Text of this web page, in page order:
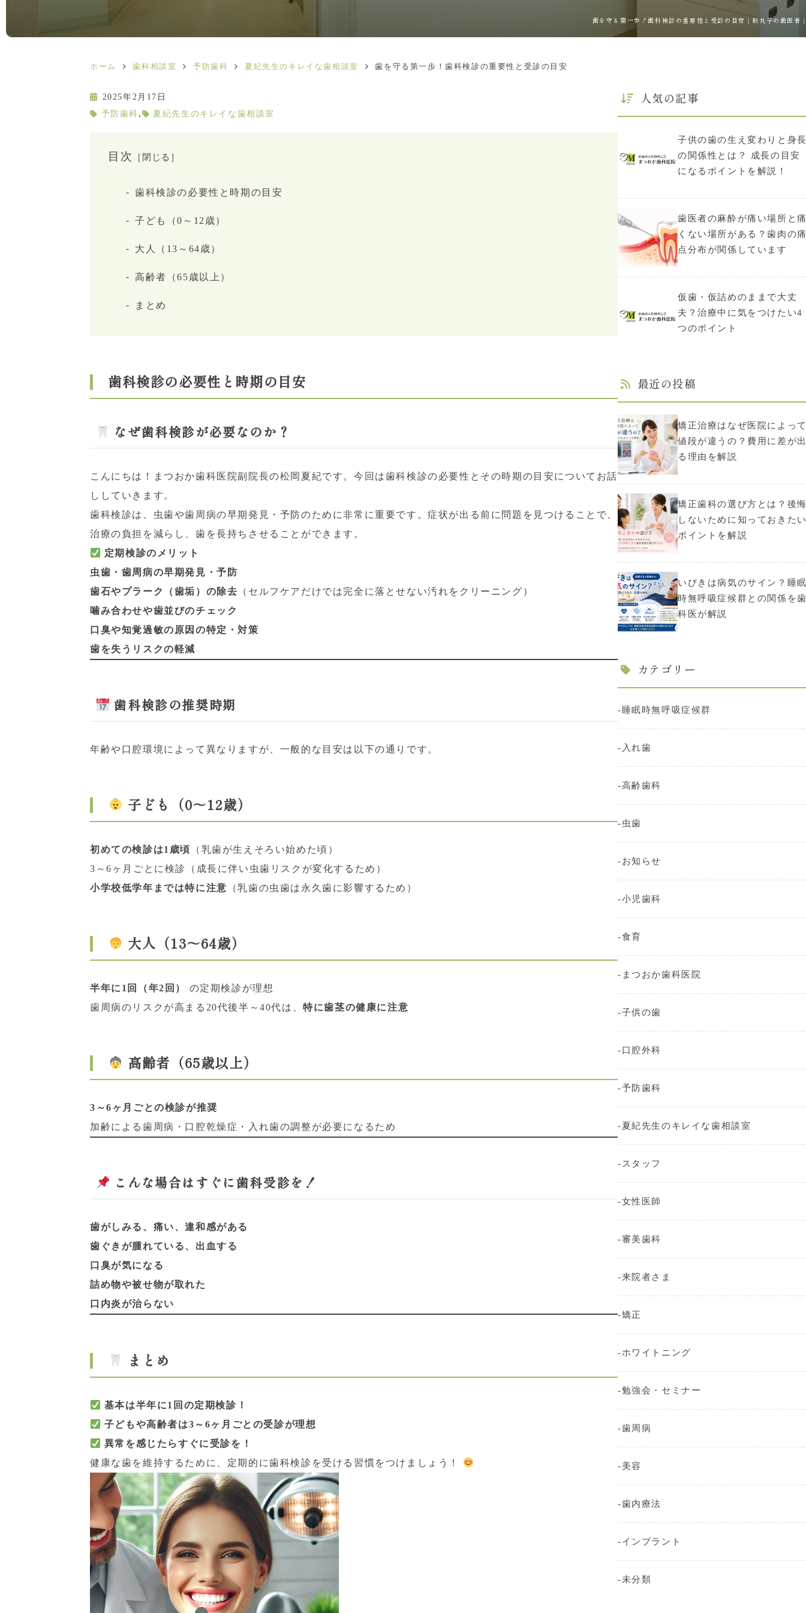
歯を守る第一歩！歯科検診の重要性と受診の目安｜新丸子の歯医者
ホーム 歯科相談室 予防歯科 夏紀先生のキレイな歯相談室 歯を守る第一歩！歯科検診の重要性と受診の目安
2025年2月17日
予防歯科 , 夏紀先生のキレイな歯相談室
目次 ［閉じる］
歯科検診の必要性と時期の目安
子ども（0～12歳）
大人（13～64歳）
高齢者（65歳以上）
まとめ
歯科検診の必要性と時期の目安
なぜ歯科検診が必要なのか？
こんにちは！まつおか歯科医院副院長の松岡夏紀です。今回は歯科検診の必要性とその時期の目安についてお話
ししていきます。
歯科検診は、虫歯や歯周病の早期発見・予防のために非常に重要です。症状が出る前に問題を見つけることで、
治療の負担を減らし、歯を長持ちさせることができます。
定期検診のメリット
虫歯・歯周病の早期発見・予防
歯石やプラーク（歯垢）の除去 （セルフケアだけでは完全に落とせない汚れをクリーニング）
噛み合わせや歯並びのチェック
口臭や知覚過敏の原因の特定・対策
歯を失うリスクの軽減
歯科検診の推奨時期
年齢や口腔環境によって異なりますが、一般的な目安は以下の通りです。
子ども（0～12歳）
初めての検診は1歳頃
（乳歯が生えそろい始めた頃）
3～6ヶ月ごとに検診（成長に伴い虫歯リスクが変化するため）
小学校低学年までは特に注意
（乳歯の虫歯は永久歯に影響するため）
大人（13～64歳）
半年に1回（年2回）
の定期検診が理想
歯周病のリスクが高まる20代後半～40代は、特に歯茎の健康に注意
高齢者（65歳以上）
3～6ヶ月ごとの検診が推奨
加齢による歯周病・口腔乾燥症・入れ歯の調整が必要になるため
こんな場合はすぐに歯科受診を！
歯がしみる、痛い、違和感がある
歯ぐきが腫れている、出血する
口臭が気になる
詰め物や被せ物が取れた
口内炎が治らない
まとめ
基本は半年に1回の定期検診！
子どもや高齢者は3～6ヶ月ごとの受診が理想
異常を感じたらすぐに受診を！
健康な歯を維持するために、定期的に歯科検診を受ける習慣をつけましょう！
人気の記事
子供の歯の生え変わりと身
の関係性とは？ 成長の目安
になるポイントを解説！
歯医者の麻酔が痛い場所と
くない場所がある？歯肉の
点分布が関係しています
仮歯・仮詰めのままで大丈
夫？治療中に気をつけたい4
つのポイント
最近の投稿
矯正治療はなぜ医院によっ
値段が違うの？費用に差が
る理由を解説
矯正歯科の選び方とは？後
しないために知っておきた
ポイントを解説
いびきは病気のサイン？睡
時無呼吸症候群との関係を
科医が解説
カテゴリー
睡眠時無呼吸症候群
入れ歯
高齢歯科
虫歯
お知らせ
小児歯科
食育
まつおか歯科医院
子供の歯
口腔外科
予防歯科
夏紀先生のキレイな歯相談室
スタッフ
女性医師
審美歯科
来院者さま
矯正
ホワイトニング
勉強会・セミナー
歯周病
美容
歯内療法
インプラント
未分類